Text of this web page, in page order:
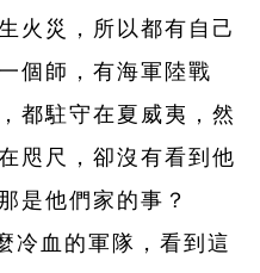
火災，所以都有自己
個師，有海軍陸戰
都駐守在夏威夷，然
咫尺，卻沒有看到他
是他們家的事？
冷血的軍隊，看到這